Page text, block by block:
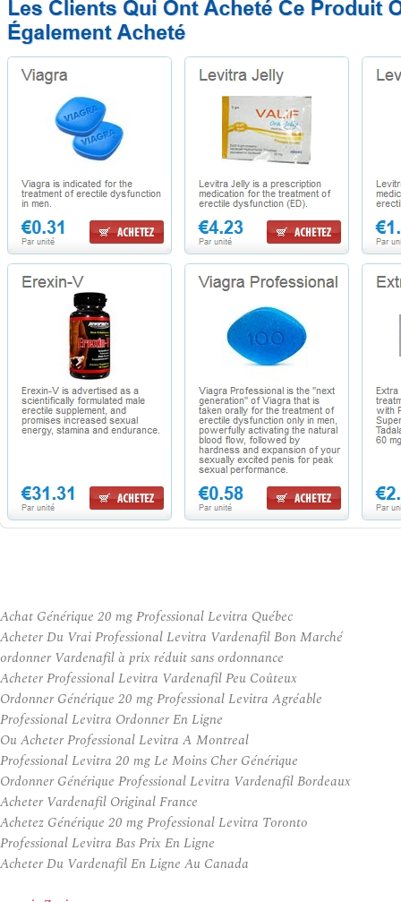
Achat Générique 20 mg Professional Levitra Québec
Acheter Du Vrai Professional Levitra Vardenafil Bon Marché
ordonner Vardenafil à prix réduit sans ordonnance
Acheter Professional Levitra Vardenafil Peu Coûteux
Ordonner Générique 20 mg Professional Levitra Agréable
Professional Levitra Ordonner En Ligne
Ou Acheter Professional Levitra A Montreal
Professional Levitra 20 mg Le Moins Cher Générique
Ordonner Générique Professional Levitra Vardenafil Bordeaux
Acheter Vardenafil Original France
Achetez Générique 20 mg Professional Levitra Toronto
Professional Levitra Bas Prix En Ligne
Acheter Du Vardenafil En Ligne Au Canada